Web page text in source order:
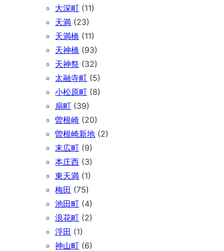
大深町 (11)
天満 (23)
天満橋 (11)
天神橋 (93)
天神祭 (32)
太融寺町 (5)
小松原町 (8)
扇町 (39)
曽根崎 (20)
曽根崎新地 (2)
末広町 (9)
本庄西 (3)
東天満 (1)
梅田 (75)
池田町 (4)
浪花町 (2)
浮田 (1)
神山町 (6)